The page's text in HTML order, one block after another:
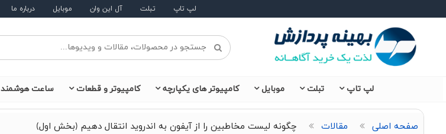
لپ تاپ تبلت آل این وان موبایل درباره ما
لپ تاپ تبلت موبایل کامپیوتر های یکپارچه کامپیوتر و قطعات ساعت هوشمند
صفحه اصلی مقالات چگونه لیست مخاطبین را از آیفون به اندروید انتقال دهیم (بخش اول)